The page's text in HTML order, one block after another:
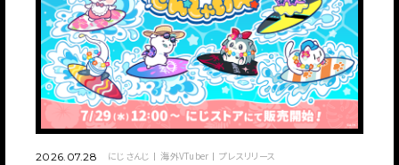
2026.07.28 にじさんじ 海外VTuber プレスリリース